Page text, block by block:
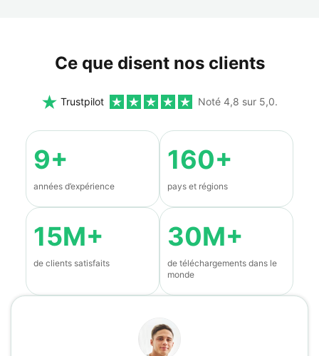
Ce que disent nos clients
Trustpilot Noté 4,8 sur 5,0.
9+
années d’expérience
160+
pays et régions
15M+
de clients satisfaits
30M+
de téléchargements dans le
monde